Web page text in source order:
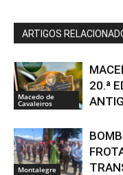
ARTIGOS
Macedo de
Cavaleiros
20.ª
Montalegre